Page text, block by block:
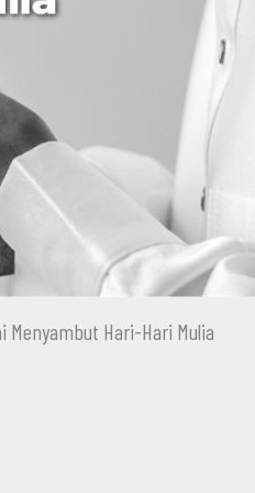
Menyambut Hari-Hari Mulia